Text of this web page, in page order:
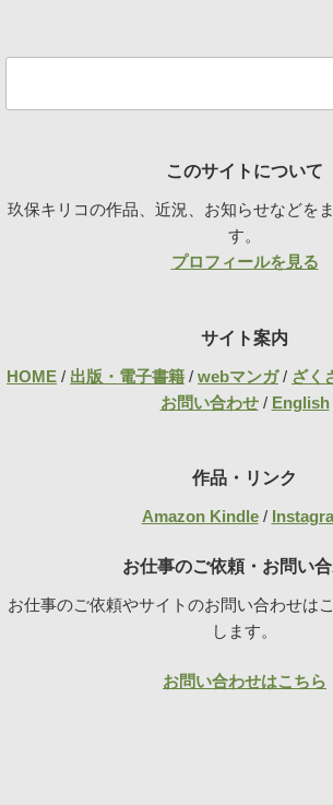
このサイトについて
玖保キリコの作品、近況、お知らせなどを
す。
プロフィールを見る
サイト案内
HOME / 出版・電子書籍 / webマンガ/ ざく
お問い合わせ/ English
作品・リンク
Amazon Kindle/
お仕事のご依頼・お問い
お仕事のご依頼やサイトのお問い合わせは
します。
お問い合わせはこちら